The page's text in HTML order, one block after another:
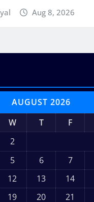
Aug 8, 2026
AUGUST 2026
W T F
2
5 6 7
12 13 14
19 20 21